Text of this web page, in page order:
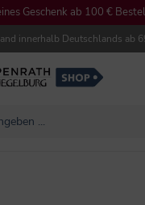
Geschenk ab 100 €
innerhalb Deutschlands ab